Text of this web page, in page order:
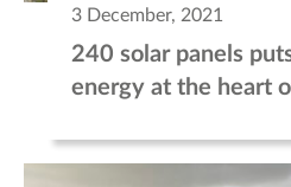
3 December, 2021
240 solar panels
energy at the heart